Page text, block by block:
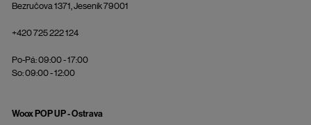
Bezručova 1371, Jeseník 79001
+420 725 222 124
Po-Pá: 09:00 - 17:00
So: 09:00 - 12:00
Woox POP UP - Ostrava